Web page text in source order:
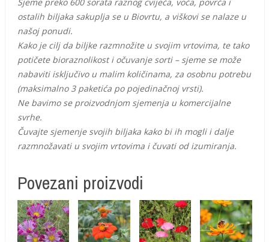
ostalih biljaka sakuplja se u Biovrtu, a viškovi se nalaze u
našoj ponudi.
Kako je cilj da biljke razmnožite u svojim vrtovima, te tako
potičete bioraznolikost i očuvanje sorti – sjeme se može
nabaviti isključivo u malim količinama, za osobnu potrebu
(maksimalno 3 paketića po pojedinačnoj vrsti).
Ne bavimo se proizvodnjom sjemenja u komercijalne
svrhe.
Čuvajte sjemenje svojih biljaka kako bi ih mogli i dalje
razmnožavati u svojim vrtovima i čuvati od izumiranja.
Povezani proizvodi